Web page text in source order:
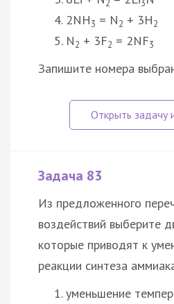
2 3
2NH3 = N2 + 3H2
N2 + 3F2 = 2NF3
Запишите номера
Задача 83
Из предложенного
воздействий выберите
которые приводят к
реакции синтеза
уменьшение